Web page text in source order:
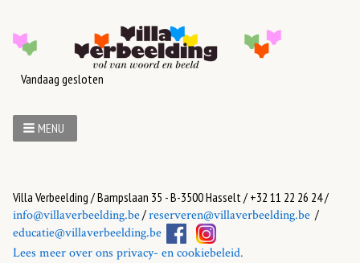
Vandaag gesloten
MENU
Villa Verbeelding / Bampslaan 35 - B-3500 Hasselt / +32 11 22 26 24 /
info@villaverbeelding.be/reserveren@villaverbeelding.be /
educatie@villaverbeelding.be
Lees meer over ons privacy- en cookiebeleid.